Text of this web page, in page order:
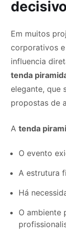
decisivo
Em muitos
corporativos
influencia
tenda
elegante, que
propostas de
Atenda
O evento
A estrutura
Há
O ambiente